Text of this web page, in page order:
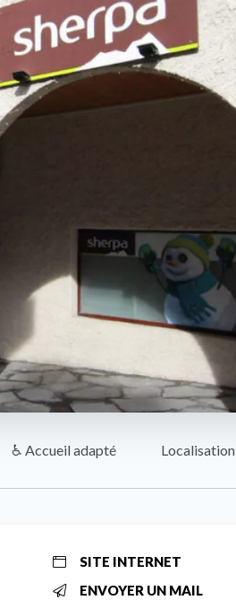
♿ Accueil adapté Localisation
SITE INTERNET
ENVOYER UN MAIL